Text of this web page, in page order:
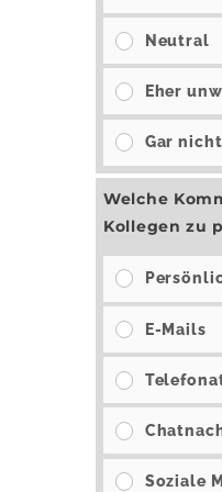
Neutral
Eher
Gar
Welche
Kollegen zu
E-Mails
Soziale